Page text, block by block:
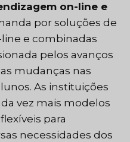
on-line e
por soluções de
e combinadas
pelos avanços
mudanças nas
As instituições
vez mais modelos
para
necessidades dos